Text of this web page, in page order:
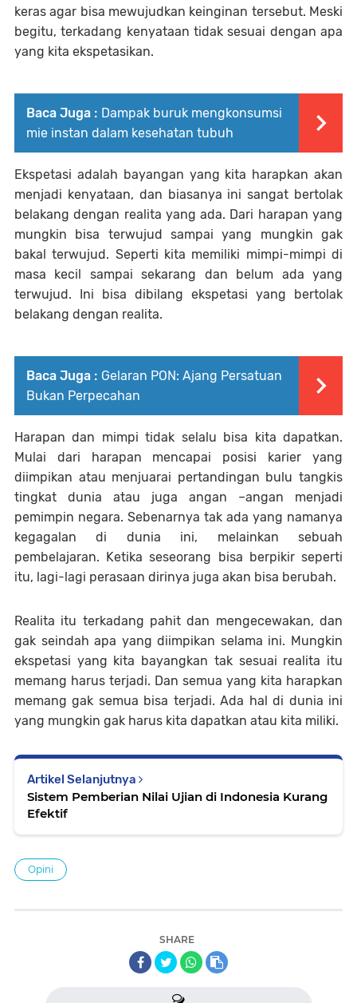
keras agar bisa mewujudkan keinginan tersebut. Meski
begitu, terkadang kenyataan tidak sesuai dengan apa
yang kita ekspetasikan.
Baca Juga : Dampak buruk mengkonsumsi
mie instan dalam kesehatan tubuh
Ekspetasi adalah bayangan yang kita harapkan akan
menjadi kenyataan, dan biasanya ini sangat bertolak
belakang dengan realita yang ada. Dari harapan yang
mungkin bisa terwujud sampai yang mungkin gak
bakal terwujud. Seperti kita memiliki mimpi-mimpi di
masa kecil sampai sekarang dan belum ada yang
terwujud. Ini bisa dibilang ekspetasi yang bertolak
belakang dengan realita.
Baca Juga : Gelaran PON: Ajang Persatuan
Bukan Perpecahan
Harapan dan mimpi tidak selalu bisa kita dapatkan.
Mulai dari harapan mencapai posisi karier yang
diimpikan atau menjuarai pertandingan bulu tangkis
tingkat dunia atau juga angan –angan menjadi
pemimpin negara. Sebenarnya tak ada yang namanya
kegagalan di dunia ini, melainkan sebuah
pembelajaran. Ketika seseorang bisa berpikir seperti
itu, lagi-lagi perasaan dirinya juga akan bisa berubah.
Realita itu terkadang pahit dan mengecewakan, dan
gak seindah apa yang diimpikan selama ini. Mungkin
ekspetasi yang kita bayangkan tak sesuai realita itu
memang harus terjadi. Dan semua yang kita harapkan
memang gak semua bisa terjadi. Ada hal di dunia ini
yang mungkin gak harus kita dapatkan atau kita miliki.
Artikel Selanjutnya
Sistem Pemberian Nilai Ujian di Indonesia Kurang
Efektif
Opini
SHARE